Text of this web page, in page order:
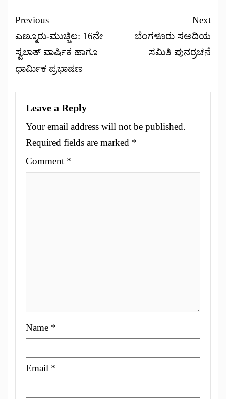
Previous
ಎಣ್ಮೂರು-ಮುಚ್ಚಿಲ: 16ನೇ
ಸ್ವಲಾತ್ ವಾರ್ಷಿಕ‌ ಹಾಗೂ
ಧಾರ್ಮಿಕ ಪ್ರಭಾಷಣ
Next
ಬೆಂಗಳೂರು ಸಅದಿಯ
ಸಮಿತಿ ಪುನರ್ರಚನೆ
Leave a Reply
Your email address will not be published.
Required fields are marked *
Comment *
Name *
Email *